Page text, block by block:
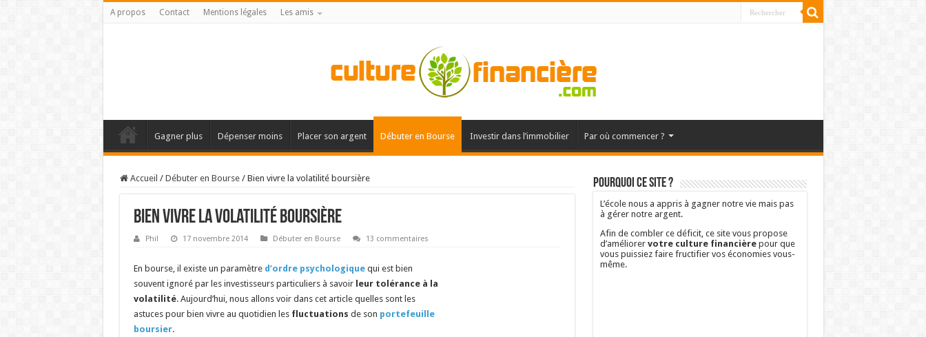
A propos Contact Mentions légales Les amis
Gagner plus Dépenser moins Placer son argent Débuter en Bourse Investir dans l’immobilier Par où commencer ?
Accueil / Débuter en Bourse / Bien vivre la volatilité boursière
Bien vivre la volatilité boursière
Phil 17 novembre 2014 Débuter en Bourse 13 commentaires
En bourse, il existe un paramètre d’ordre psychologiquequi est bien
souvent ignoré par les investisseurs particuliers à savoir leur tolérance à la
volatilité. Aujourd’hui, nous allons voir dans cet article quelles sont les
astuces pour bien vivre au quotidien les fluctuations de son portefeuille
boursier.
Pourquoi ce site ?
L’école nous a appris à gagner notre vie mais pas
à gérer notre argent.
Afin de combler ce déficit, ce site vous propose
d’améliorer votre culture financièrepour que
vous puissiez faire fructifier vos économies vous-
même.